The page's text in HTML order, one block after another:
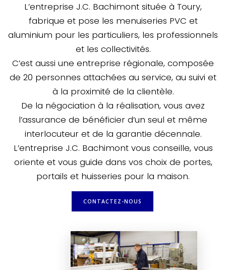
L’entreprise J.C. Bachimont située à Toury,
fabrique et pose les menuiseries PVC et
aluminium pour les particuliers, les professionnels
et les collectivités.
C’est aussi une entreprise régionale, composée
de 20 personnes attachées au service, au suivi et
à la proximité de la clientèle.
De la négociation à la réalisation, vous avez
l’assurance de bénéficier d’un seul et même
interlocuteur et de la garantie décennale.
L’entreprise J.C. Bachimont vous conseille, vous
oriente et vous guide dans vos choix de portes,
portails et huisseries pour la maison.
CONTACTEZ-NOUS